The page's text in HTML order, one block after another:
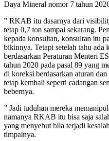
Daya Mineral nomor 7 tahun
” RKAB itu dasarnya dari
tetap 0,7 ton sampai sekarang.
kepada konsultan, konsultan itu
bikinnya. Tetapi setelah tahu ada
berdasarkan Peraturan Menteri
tahun 2020 pada pasal 89 yang
di koreksi berdasarkan aturan
tetap kembali seperti cadangan
bebernya.
” Jadi tuduhan mereka
namanya RKAB itu bisa saja
yang menyebut bila terjadi
timpalnya.